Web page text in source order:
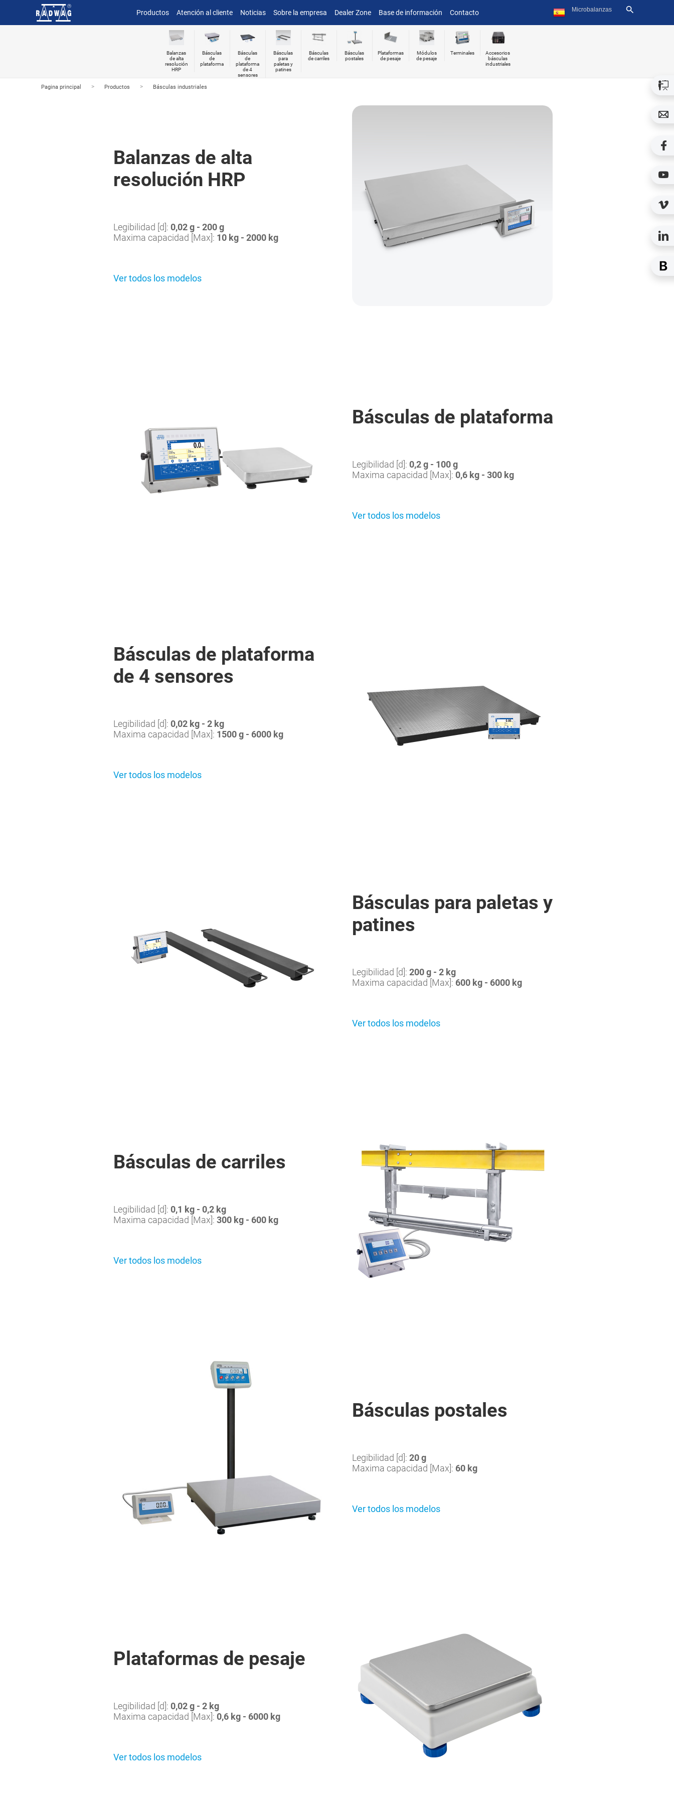
Productos Atención al cliente Noticias Sobre la empresa Dealer Zone Base de información Contacto
Balanzas
de alta
resolución
HRP
Básculas
de
plataforma
Básculas
de
plataforma
de 4
sensores
Básculas
para
paletas y
patines
Básculas
de carriles
Básculas
postales
Plataformas
de pesaje
Módulos
de pesaje
Terminales
Accesorios
básculas
industriales
Pagina principal > Productos > Básculas industriales
Balanzas de alta
resolución HRP
Legibilidad [d]: 0,02 g - 200 g
Maxima capacidad [Max]: 10 kg - 2000 kg
Ver todos los modelos
Básculas de plataforma
Legibilidad [d]: 0,2 g - 100 g
Maxima capacidad [Max]: 0,6 kg - 300 kg
Ver todos los modelos
Básculas de plataforma
de 4 sensores
Legibilidad [d]: 0,02 kg - 2 kg
Maxima capacidad [Max]: 1500 g - 6000 kg
Ver todos los modelos
Básculas para paletas y
patines
Legibilidad [d]: 200 g - 2 kg
Maxima capacidad [Max]: 600 kg - 6000 kg
Ver todos los modelos
Básculas de carriles
Legibilidad [d]: 0,1 kg - 0,2 kg
Maxima capacidad [Max]: 300 kg - 600 kg
Ver todos los modelos
Básculas postales
Legibilidad [d]: 20 g
Maxima capacidad [Max]: 60 kg
Ver todos los modelos
Plataformas de pesaje
Legibilidad [d]: 0,02 g - 2 kg
Maxima capacidad [Max]: 0,6 kg - 6000 kg
Ver todos los modelos